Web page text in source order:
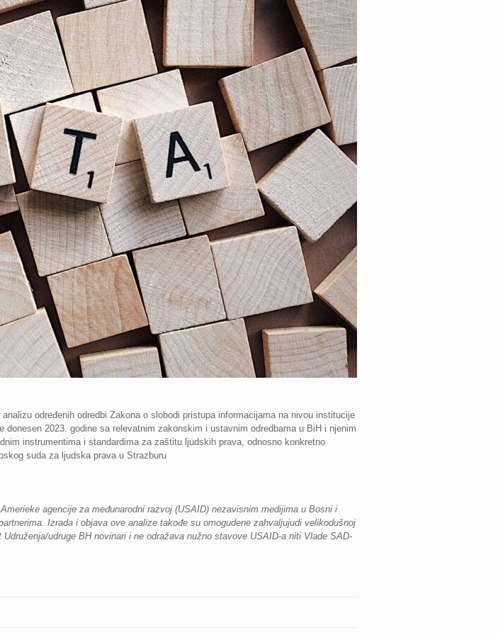
određenih odredbi Zakona o slobodi pristupa informacijama na nivou institucije
2023. godine sa relevatnim zakonskim i ustavnim odredbama u BiH i njenim
instrumentima i standardima za zaštitu ljudskih prava, odnosno konkretno
suda za ljudska prava u Strazburu
agencije za međunarodni razvoj (USAID) nezavisnim medijima u Bosni i
Izrada i objava ove analize takođe su omogudene zahvaljujudi velikodušnoj
udruge BH novinari i ne odražava nužno stavove USAID-a niti Vlade SAD-